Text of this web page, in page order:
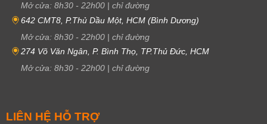
Mở cửa: 8h30 - 22h00 | chỉ đường
642 CMT8, P.Thủ Dầu Một, HCM (Bình Dương)
Mở cửa: 8h30 - 22h00 | chỉ đường
274 Võ Văn Ngân, P. Bình Thọ, TP.Thủ Đức, HCM
Mở cửa: 8h30 - 22h00 | chỉ đường
LIÊN HỆ HỖ TRỢ